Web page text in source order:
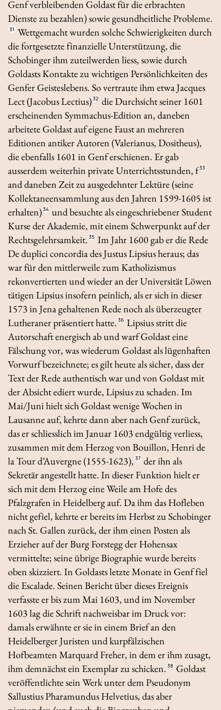
Genf verbleibenden Goldast für die erbrachten
Dienste zu bezahlen) sowie gesundheitliche Probleme.
31 Wettgemacht wurden solche Schwierigkeiten durch
die fortgesetzte finanzielle Unterstützung, die
Schobinger ihm zuteilwerden liess, sowie durch
Goldasts Kontakte zu wichtigen Persönlichkeiten des
Genfer Geisteslebens. So vertraute ihm etwa Jacques
Lect (Jacobus Lectius)32 die Durchsicht seiner 1601
erscheinenden Symmachus-Edition an, daneben
arbeitete Goldast auf eigene Faust an mehreren
Editionen antiker Autoren (Valerianus, Dositheus),
die ebenfalls 1601 in Genf erschienen. Er gab
ausserdem weiterhin private Unterrichtsstunden, f33
and daneben Zeit zu ausgedehnter Lektüre (seine
Kollektaneensammlung aus den Jahren 1599-1605 ist
erhalten)34 und besuchte als eingeschriebener Student
Kurse der Akademie, mit einem Schwerpunkt auf der
Rechtsgelehrsamkeit. 35 Im Jahr 1600 gab er die Rede
De duplici concordiades Justus Lipsius heraus; das
war für den mittlerweile zum Katholizismus
rekonvertierten und wieder an der Universität Löwen
tätigen Lipsius insofern peinlich, als er sich in dieser
1573 in Jena gehaltenen Rede noch als überzeugter
Lutheraner präsentiert hatte. 36 Lipsius stritt die
Autorschaft energisch ab und warf Goldast eine
Fälschung vor, was wiederum Goldast als lügenhaften
Vorwurf bezeichnete; es gilt heute als sicher, dass der
Text der Rede authentisch war und von Goldast mit
der Absicht ediert wurde, Lipsius zu schaden. Im
Mai/Juni hielt sich Goldast wenige Wochen in
Lausanne auf, kehrte dann aber nach Genf zurück,
das er schliesslich im Januar 1603 endgültig verliess,
zusammen mit dem Herzog von Bouillon, Henri de
la Tour d’Auvergne (1555-1623), 37 der ihn als
Sekretär angestellt hatte. In dieser Funktion hielt er
sich mit dem Herzog eine Weile am Hofe des
Pfalzgrafen in Heidelberg auf. Da ihm das Hofleben
nicht gefiel, kehrte er bereits im Herbst zu Schobinger
nach St. Gallen zurück, der ihm einen Posten als
Erzieher auf der Burg Forstegg der Hohensax
vermittelte; seine übrige Biographie wurde bereits
oben skizziert. In Goldasts letzte Monate in Genf fiel
die Escalade. Seinen Bericht über dieses Ereignis
verfasste er bis zum Mai 1603, und im November
1603 lag die Schrift nachweisbar im Druck vor:
damals erwähnte er sie in einem Brief an den
Heidelberger Juristen und kurpfälzischen
Hofbeamten Marquard Freher, in dem er ihm zusagt,
ihm demnächst ein Exemplar zu schicken. 38 Goldast
veröffentlichte sein Werk unter dem Pseudonym
Sallustius Pharamundus Helvetius, das aber